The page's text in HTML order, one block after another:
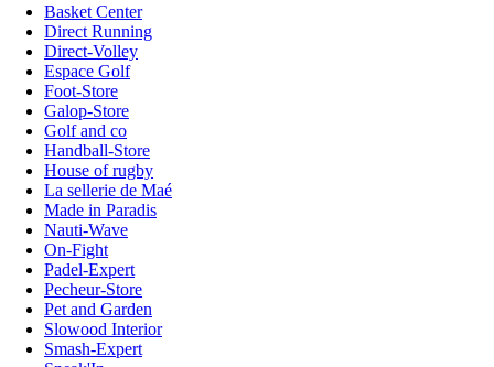
Basket Center
Direct Running
Direct-Volley
Espace Golf
Foot-Store
Galop-Store
Golf and co
Handball-Store
House of rugby
La sellerie de Maé
Made in Paradis
Nauti-Wave
On-Fight
Padel-Expert
Pecheur-Store
Pet and Garden
Slowood Interior
Smash-Expert